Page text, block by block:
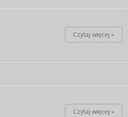
Czytaj więcej »
Czytaj więcej »